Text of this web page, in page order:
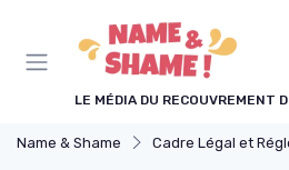
LE MÉDIA DU RECOUVREMENT
Name & Shame Cadre Légal et